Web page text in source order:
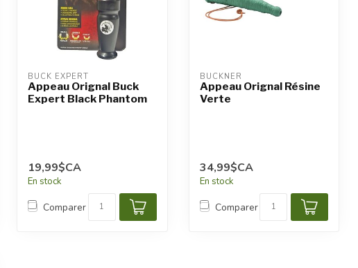
BUCK EXPERT
Appeau Orignal Buck
Expert Black Phantom
19,99$CA
En stock
Comparer
BUCKNER
Appeau Orignal Résine
Verte
34,99$CA
En stock
Comparer